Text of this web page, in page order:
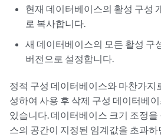
현재 데이터베이스의 활성 구성
로 복사합니다.
새 데이터베이스의 모든 활성 구
버전으로 설정합니다.
정적 구성 데이터베이스와 마찬가지
성하여 사용 후 삭제 구성 데이터베
있습니다. 데이터베이스 크기 조정을
스의 공간이 지정된 임계값을 초과하